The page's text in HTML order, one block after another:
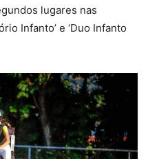
lugares nas
Infanto’ e ‘Duo Infanto